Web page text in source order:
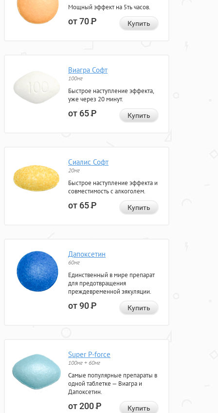
Мощный эффект на 5ть часов.
от 70Р Купить
Виагра Софт
100мг
Быстрое наступление эффекта,
уже через 20 минут.
от 65Р Купить
Сиалис Софт
20мг
Быстрое наступление эффекта и
совместимость с алкоголем.
от 65Р Купить
Дапоксетин
60мг
Единственный в мире препарат
для предотвращения
преждевременной эякуляции.
от 90Р Купить
Super P-force
100мг + 60мг
Самые популярные препараты в
одной таблетке — Виагра и
Дапоксетин.
от 200Р Купить